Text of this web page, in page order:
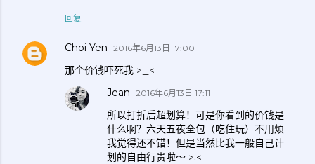
回复
Choi Yen 2016年6月13日 17:00
那个价钱吓死我 >_<
Jean 2016年6月13日 17:11
所以打折后超划算！可是你看到的价钱是
什么啊？六天五夜全包（吃住玩）不用烦
我觉得还不错！但是当然比我一般自己计
划的自由行贵啦～ >.<